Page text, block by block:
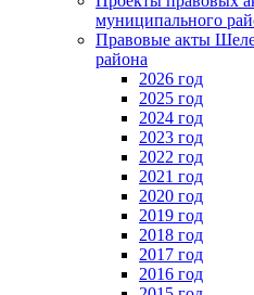
муниципального
Правовые акты
района
2026 год
2025 год
2024 год
2023 год
2022 год
2021 год
2020 год
2019 год
2018 год
2017 год
2016 год